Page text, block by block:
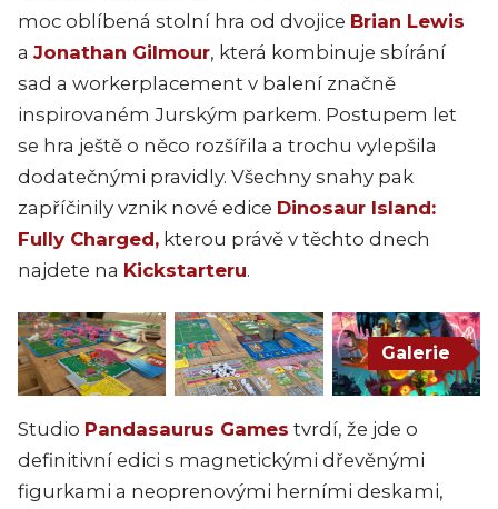
moc oblíbená stolní hra od dvojice Brian Lewis
a Jonathan Gilmour, která kombinuje sbírání
sad a workerplacement v balení značně
inspirovaném Jurským parkem. Postupem let
se hra ještě o něco rozšířila a trochu vylepšila
dodatečnými pravidly. Všechny snahy pak
zapříčinily vznik nové edice Dinosaur Island:
Fully Charged, kterou právě v těchto dnech
najdete na Kickstarteru.
Galerie
Studio Pandasaurus Games tvrdí, že jde o
definitivní edici s magnetickými dřevěnými
figurkami a neoprenovými herními deskami,